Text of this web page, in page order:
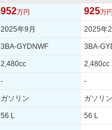
952万円 925万
2025年9月 2025年
3BA-GYDNWF 3BA-
2,480cc 2,480cc
- -
ガソリン ガソリン
56 L 56 L